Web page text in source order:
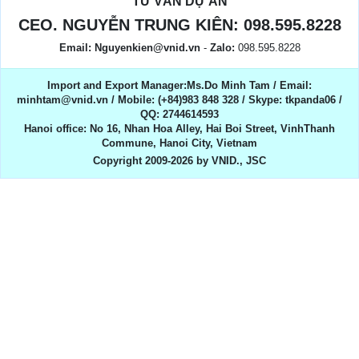
CEO. NGUYỄN TRUNG KIÊN: 098.595.8228
Email: Nguyenkien@vnid.vn- Zalo: 098.595.8228
Import and Export Manager:Ms.Do Minh Tam / Email:
minhtam@vnid.vn / Mobile​:​ (+84)983 848 328 / Skype: tkpanda06 /
QQ: 2744614593
Hanoi office: No 16, Nhan Hoa Alley, Hai Boi Street, VinhThanh
Commune, Hanoi City, Vietnam
Copyright 2009-2026 by VNID., JSC